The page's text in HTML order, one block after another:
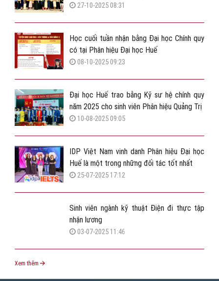
27-10-2025 08:31
Học cuối tuần nhận bằng Đại học Chính quy
có tại Phân hiệu Đại học Huế
08-10-2025 09:23
Đại học Huế trao bằng Kỹ sư hệ chính quy
năm 2025 cho sinh viên Phân hiệu Quảng Trị
10-08-2025 09:05
IDP Việt Nam vinh danh Phân hiệu Đại học
Huế là một trong những đối tác tốt nhất
25-07-2025 17:12
Sinh viên ngành kỹ thuật Điện đi thực tập
nhận lương
03-07-2025 11:46
Xem thêm